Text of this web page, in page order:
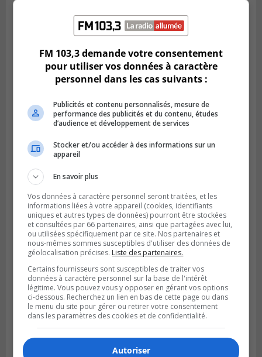
Publié le 31 juillet 2026 à 14h20
Le RTL dévoile sa nouvelle flotte de
transport adapté
BROSSARD
Publié le 31 juillet 2026 à 12h00
Le transport à la demande du RTL prend
de l’expansion à Brossard
FM 103,3 demande votre consentement
pour utiliser vos données à caractère
personnel dans les cas suivants :
Publicités et contenu personnalisés, mesure de
performance des publicités et du contenu, études
d’audience et développement de services
Stocker et/ou accéder à des informations sur un
appareil
En savoir plus
Vos données à caractère personnel seront traitées, et les
informations liées à votre appareil (cookies, identifiants
uniques et autres types de données) pourront être stockées
et consultées par 66 partenaires, ainsi que partagées avec lui,
ou utilisées spécifiquement par ce site. Nos partenaires et
nous-mêmes sommes susceptibles d'utiliser des données de
géolocalisation précises. Liste des partenaires.
Certains fournisseurs sont susceptibles de traiter vos
données à caractère personnel sur la base de l'intérêt
légitime. Vous pouvez vous y opposer en gérant vos options
ci-dessous. Recherchez un lien en bas de cette page ou dans
le menu du site pour gérer ou retirer votre consentement
dans les paramètres des cookies et de confidentialité.
Autoriser